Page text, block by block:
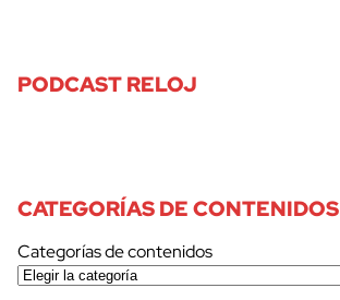
PODCAST RELOJ
CATEGORÍAS DE CONTENIDOS
Categorías de contenidos